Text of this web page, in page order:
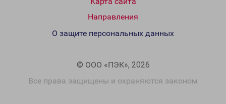
Направления
© ООО «ПЭК», 2026
Все права защищены и охраняются законом
О защите персональных данных